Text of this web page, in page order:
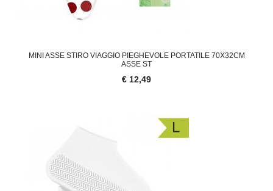
MINI ASSE STIRO VIAGGIO PIEGHEVOLE PORTATILE 70X32CM
ASSE ST
€ 12,49